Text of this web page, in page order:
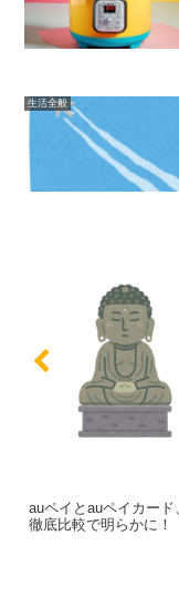
生活全般
auペイとauペイカード
徹底比較で明らかに！